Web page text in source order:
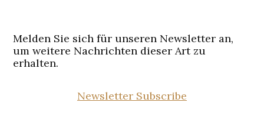
Melden Sie sich für unseren Newsletter an,
um weitere Nachrichten dieser Art zu
erhalten.
Newsletter Subscribe